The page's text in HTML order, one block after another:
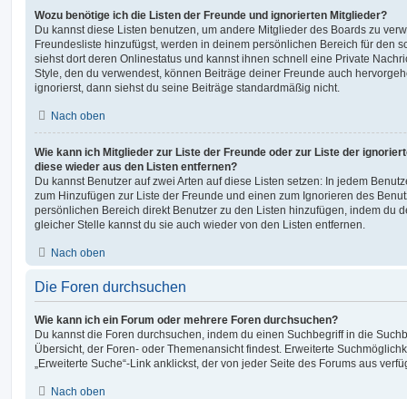
Wozu benötige ich die Listen der Freunde und ignorierten Mitglieder?
Du kannst diese Listen benutzen, um andere Mitglieder des Boards zu
Freundesliste hinzufügst, werden in deinem persönlichen Bereich für den
siehst dort deren Onlinestatus und kannst ihnen schnell eine Private
Style, den du verwendest, können Beiträge deiner Freunde auch
ignorierst, dann siehst du seine Beiträge standardmäßig nicht.
Nach oben
Wie kann ich Mitglieder zur Liste der Freunde oder zur Liste der
diese wieder aus den Listen entfernen?
Du kannst Benutzer auf zwei Arten auf diese Listen setzen: In jedem
zum Hinzufügen zur Liste der Freunde und einen zum Ignorieren des
persönlichen Bereich direkt Benutzer zu den Listen hinzufügen, indem du
gleicher Stelle kannst du sie auch wieder von den Listen entfernen.
Nach oben
Die Foren durchsuchen
Wie kann ich ein Forum oder mehrere Foren durchsuchen?
Du kannst die Foren durchsuchen, indem du einen Suchbegriff in die
Übersicht, der Foren- oder Themenansicht findest. Erweiterte
„Erweiterte Suche“-Link anklickst, der von jeder Seite des Forums aus
Nach oben